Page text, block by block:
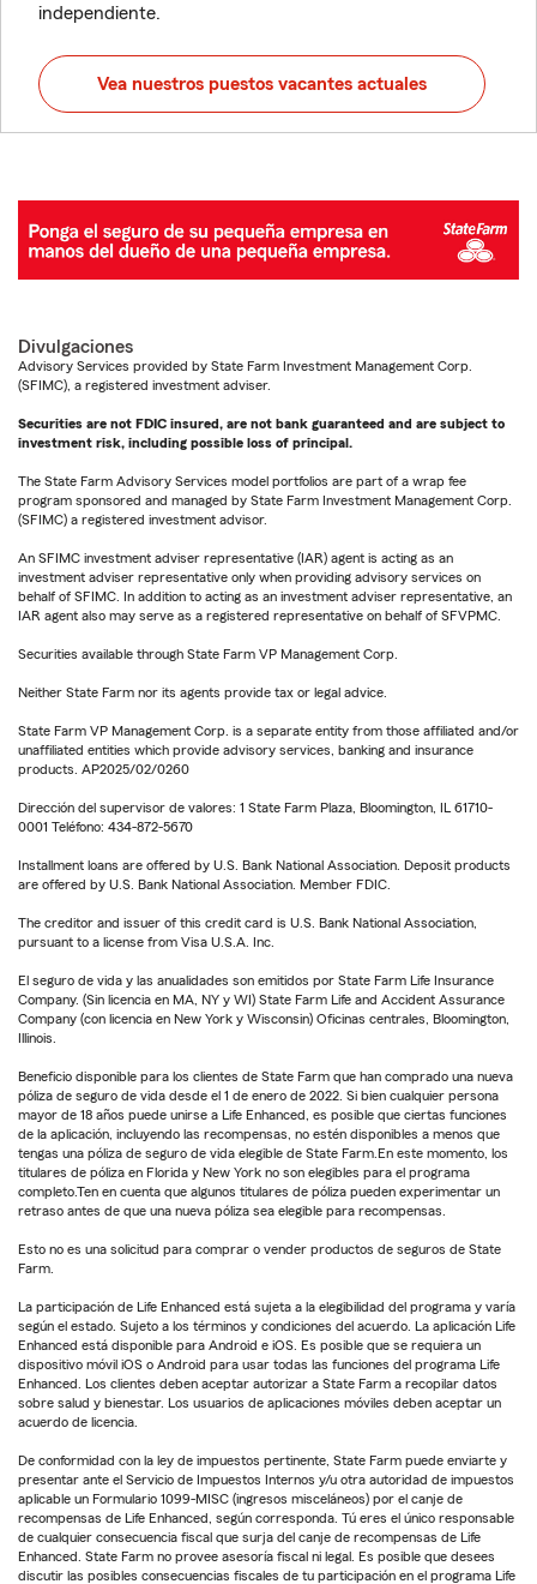
independiente.
Vea nuestros puestos vacantes actuales
Divulgaciones
Advisory Services provided by State Farm Investment Management Corp.
(SFIMC), a registered investment adviser.
Securities are not FDIC insured, are not bank guaranteed and are subject to
investment risk, including possible loss of principal.
The State Farm Advisory Services model portfolios are part of a wrap fee
program sponsored and managed by State Farm Investment Management Corp.
(SFIMC) a registered investment advisor.
An SFIMC investment adviser representative (IAR) agent is acting as an
investment adviser representative only when providing advisory services on
behalf of SFIMC. In addition to acting as an investment adviser representative, an
IAR agent also may serve as a registered representative on behalf of SFVPMC.
Securities available through State Farm VP Management Corp.
Neither State Farm nor its agents provide tax or legal advice.
State Farm VP Management Corp. is a separate entity from those affiliated and/or
unaffiliated entities which provide advisory services, banking and insurance
products. AP2025/02/0260
Dirección del supervisor de valores: 1 State Farm Plaza, Bloomington, IL 61710-
0001 Teléfono: 434-872-5670
Installment loans are offered by U.S. Bank National Association. Deposit products
are offered by U.S. Bank National Association. Member FDIC.
The creditor and issuer of this credit card is U.S. Bank National Association,
pursuant to a license from Visa U.S.A. Inc.
El seguro de vida y las anualidades son emitidos por State Farm Life Insurance
Company. (Sin licencia en MA, NY y WI) State Farm Life and Accident Assurance
Company (con licencia en New York y Wisconsin) Oficinas centrales, Bloomington,
Illinois.
Beneficio disponible para los clientes de State Farm que han comprado una nueva
póliza de seguro de vida desde el 1 de enero de 2022. Si bien cualquier persona
mayor de 18 años puede unirse a Life Enhanced, es posible que ciertas funciones
de la aplicación, incluyendo las recompensas, no estén disponibles a menos que
tengas una póliza de seguro de vida elegible de State Farm.En este momento, los
titulares de póliza en Florida y New York no son elegibles para el programa
completo.Ten en cuenta que algunos titulares de póliza pueden experimentar un
retraso antes de que una nueva póliza sea elegible para recompensas.
Esto no es una solicitud para comprar o vender productos de seguros de State
Farm.
La participación de Life Enhanced está sujeta a la elegibilidad del programa y varía
según el estado. Sujeto a los términos y condiciones del acuerdo. La aplicación Life
Enhanced está disponible para Android e iOS. Es posible que se requiera un
dispositivo móvil iOS o Android para usar todas las funciones del programa Life
Enhanced. Los clientes deben aceptar autorizar a State Farm a recopilar datos
sobre salud y bienestar. Los usuarios de aplicaciones móviles deben aceptar un
acuerdo de licencia.
De conformidad con la ley de impuestos pertinente, State Farm puede enviarte y
presentar ante el Servicio de Impuestos Internos y/u otra autoridad de impuestos
aplicable un Formulario 1099-MISC (ingresos misceláneos) por el canje de
recompensas de Life Enhanced, según corresponda. Tú eres el único responsable
de cualquier consecuencia fiscal que surja del canje de recompensas de Life
Enhanced. State Farm no provee asesoría fiscal ni legal. Es posible que desees
discutir las posibles consecuencias fiscales de tu participación en el programa Life